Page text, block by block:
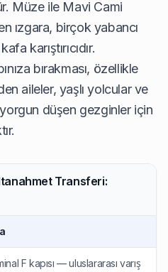
Müze ile Mavi Cami
ızgara, birçok yabancı
karıştırıcıdır.
bırakması, özellikle
aileler, yaşlı yolcular ve
düşen gezginler için
Transferi:
F kapısı — uluslararası varış